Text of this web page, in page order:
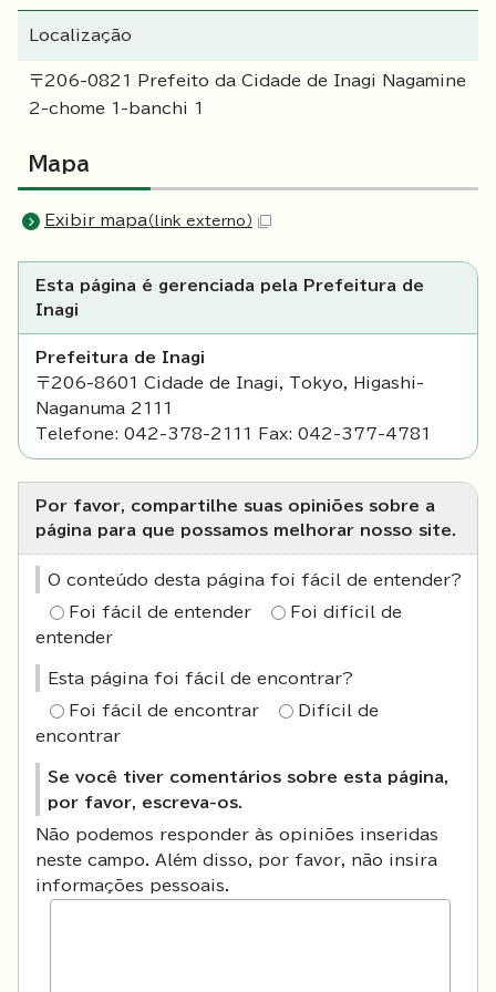
Localização
〒206-0821 Prefeito da Cidade de Inagi Nagamine
2-chome 1-banchi 1
Mapa
Exibir mapa（link externo）
Esta página é gerenciada pela Prefeitura de
Inagi
Prefeitura de Inagi
〒206-8601 Cidade de Inagi, Tokyo, Higashi-
Naganuma 2111
Telefone: 042-378-2111 Fax: 042-377-4781
Por favor, compartilhe suas opiniões sobre a
página para que possamos melhorar nosso site.
O conteúdo desta página foi fácil de entender?
Foi fácil de entender
Foi difícil de
entender
Esta página foi fácil de encontrar?
Foi fácil de encontrar
Difícil de
encontrar
Se você tiver comentários sobre esta página,
por favor, escreva-os.
Não podemos responder às opiniões inseridas
neste campo. Além disso, por favor, não insira
informações pessoais.